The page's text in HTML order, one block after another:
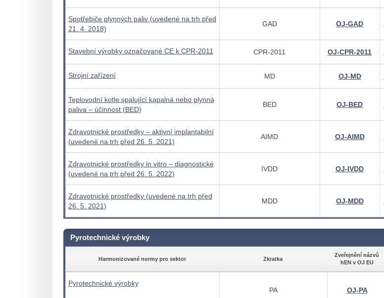
Spotřebiče plynných paliv (uvedené na trh před
21. 4. 2018)
GAD OJ-GAD
Stavební výrobky označované CE k CPR-2011 CPR-2011 OJ-CPR-2011
Strojní zařízení MD OJ-MD
Teplovodní kotle spalující kapalná nebo plynná
paliva – účinnost (BED)
BED OJ-BED
Zdravotnické prostředky – aktivní implantabilní
(uvedené na trh před 26. 5. 2021)
AIMD OJ-AIMD
Zdravotnické prostředky in vitro – diagnostické
(uvedené na trh před 26. 5. 2022)
IVDD OJ-IVDD
Zdravotnické prostředky (uvedené na trh před
26. 5. 2021)
MDD OJ-MDD
Pyrotechnické výrobky
Harmonizované normy pro sektor Zkratka
Zveřejnění názvů
hEN v OJ EU
Pyrotechnické výrobky
PA
OJ-PA